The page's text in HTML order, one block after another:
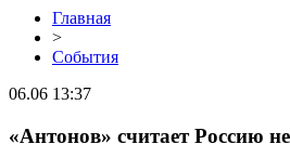
Главная
>
События
06.06 13:37
«Антонов» считает Россию